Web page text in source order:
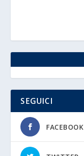
SEGUICI
FACEBOOK